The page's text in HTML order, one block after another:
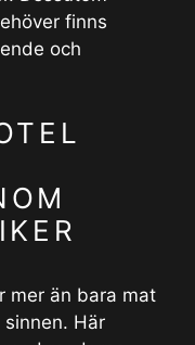
finns
och
mer än bara mat
Här